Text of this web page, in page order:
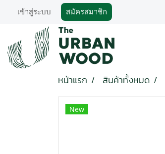
เข้าสู่ระบบ สมัครสมาชิก
หน้าแรก สินค้าทั้งหมด
New